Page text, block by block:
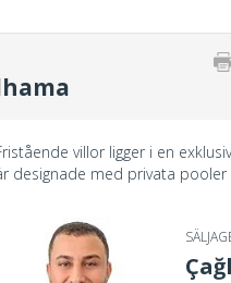
villor ligger i en
designade med privata